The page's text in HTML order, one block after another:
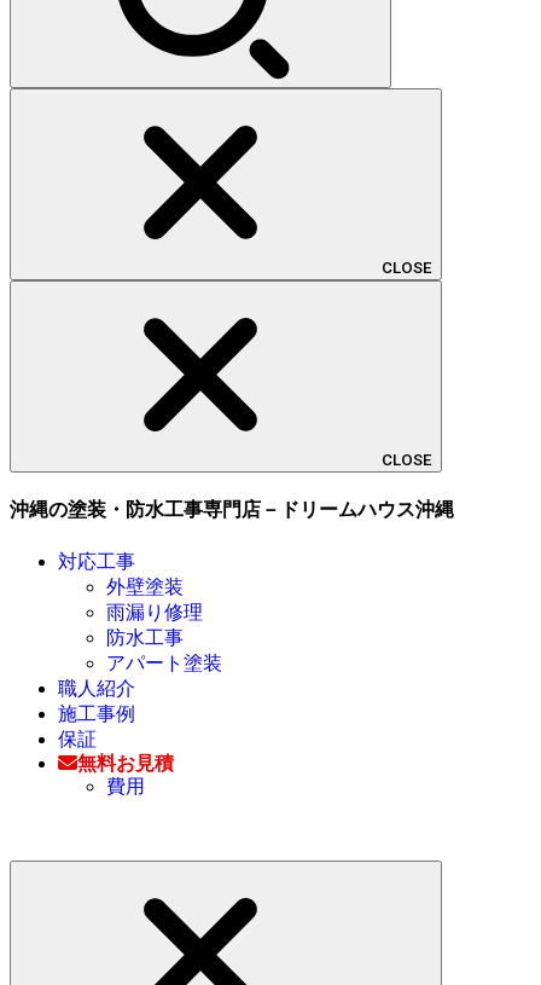
CLOSE
CLOSE
沖縄の塗装・防水工事専門店－ドリームハウス沖縄
対応工事
外壁塗装
雨漏り修理
防水工事
アパート塗装
職人紹介
施工事例
保証
無料お見積
費用